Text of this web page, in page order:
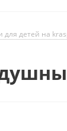
детей на